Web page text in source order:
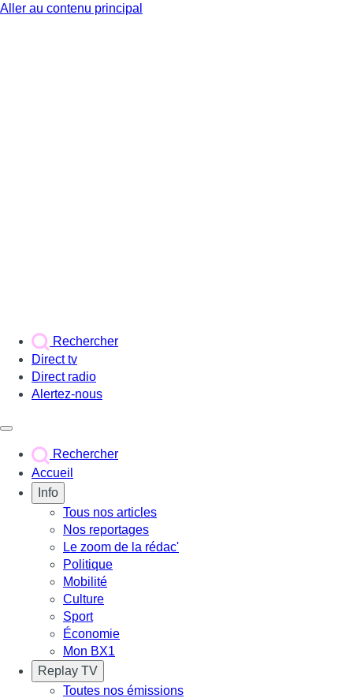
Aller au contenu principal
Rechercher
Direct tv
Direct radio
Alertez-nous
Rechercher
Accueil
Info
Tous nos articles
Nos reportages
Le zoom de la rédac'
Politique
Mobilité
Culture
Sport
Économie
Mon BX1
Replay TV
Toutes nos émissions